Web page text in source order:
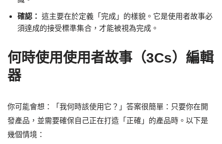
確認： 這主要在於定義「完成」的樣貌。它是使用者故事必
須達成的接受標準集合，才能被視為完成。
何時使用使用者故事（3Cs）編輯
器
你可能會想：「我何時該使用它？」答案很簡單：只要你在開
發產品，並需要確保自己正在打造「正確」的產品時。以下是
幾個情境：